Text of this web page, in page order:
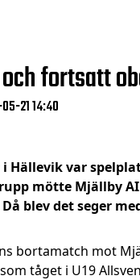
fortsatt
21 14:40
Hällevik var
mötte Mjällby
blev det seger
bortamatch mot
tåget i U19